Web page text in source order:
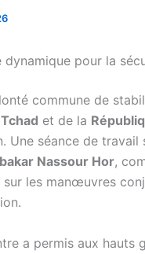
dynamique pour la
commune de
Tchad et de la
Une séance de
Nassour Hor,
les manœuvres
a permis aux hauts